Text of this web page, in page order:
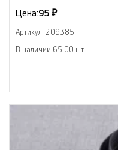
Цена:95 ₽
Артикул: 209385
В наличии 65.00 шт